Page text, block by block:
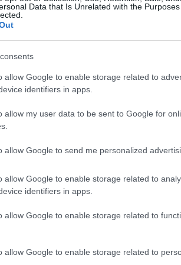
Data that Is Unrelated with the
allow Google to enable storage related to
identifiers in apps.
allow my user data to be sent to Google for
allow Google to send me personalized
allow Google to enable storage related to
identifiers in apps.
allow Google to enable storage related to
allow Google to enable storage related to
Bihać izvode se radovi na
(bajpas) u neposrednoj
za putnička vozila.
do 3,5 tone. Od 2. 12. 2025.
Na graničnom prelazu
a.